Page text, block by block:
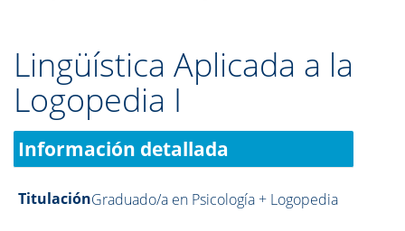
Lingüística Aplicada a la
Logopedia I
Información detallada
TitulaciónGraduado/a en Psicología + Logopedia